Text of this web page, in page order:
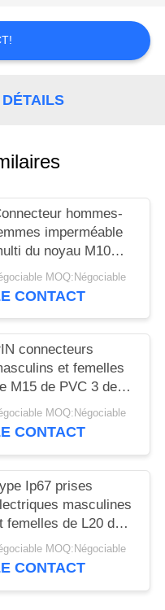
hommes-
imperméable
du noyau M10
IP68
MOQ:Négociable
CONTACT
connecteurs
et femelles
M15 de PVC 3 de
basse tensionMOQ:Négociable
CONTACT
Ip67 prises
masculines
femelles de L20 de 3
manières TMOQ:Négociable
CONTACT